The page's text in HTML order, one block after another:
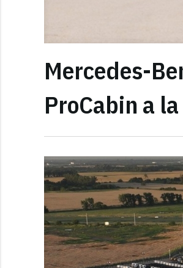
Mercedes-
ProCabin a